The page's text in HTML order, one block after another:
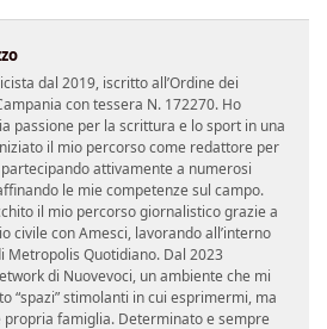
dal 2019, iscritto all’Ordine dei
con tessera N. 172270. Ho
passione per la scrittura e lo sport in una
il mio percorso come redattore per
attivamente a numerosi
le mie competenze sul campo.
il mio percorso giornalistico grazie a
civile con Amesci, lavorando all’interno
Metropolis Quotidiano. Dal 2023
di Nuovevoci, un ambiente che mi
“spazi” stimolanti in cui esprimermi, ma
propria famiglia. Determinato e sempre